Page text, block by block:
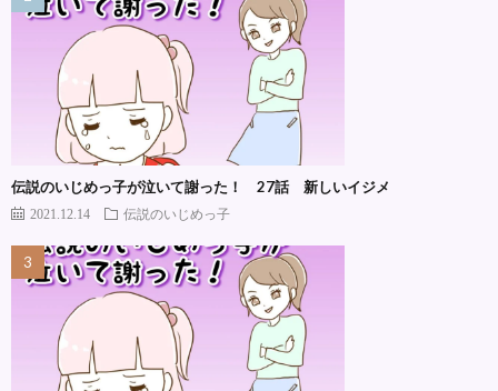
伝説のいじめっ子が泣いて謝った！ 27話 新しいイジメ
2021.12.14 伝説のいじめっ子